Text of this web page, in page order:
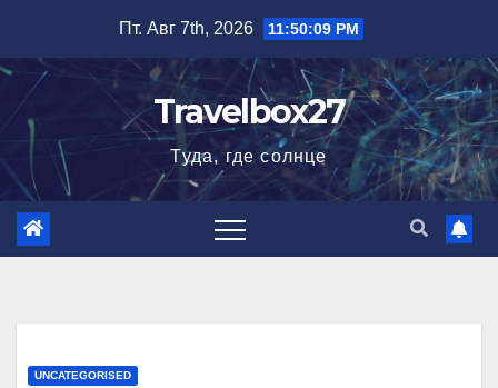
содержимому
Пт. Авг 7th, 2026 11:50:10 PM
Travelbox27
Туда, где солнце
UNCATEGORISED